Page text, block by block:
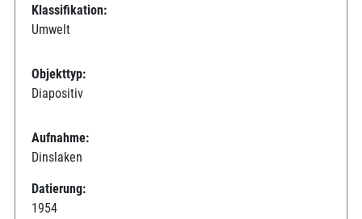
Klassifikation:
Umwelt
Objekttyp:
Diapositiv
Aufnahme:
Dinslaken
Datierung:
1954